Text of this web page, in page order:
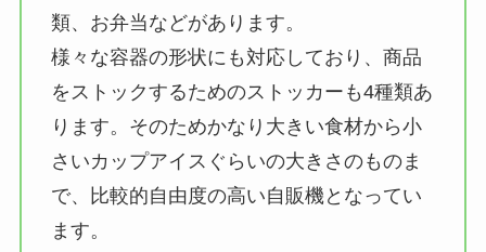
類、お弁当などがあります。
様々な容器の形状にも対応しており、商品
をストックするためのストッカーも4種類あ
ります。そのためかなり大きい食材から小
さいカップアイスぐらいの大きさのものま
で、比較的自由度の高い自販機となってい
ます。